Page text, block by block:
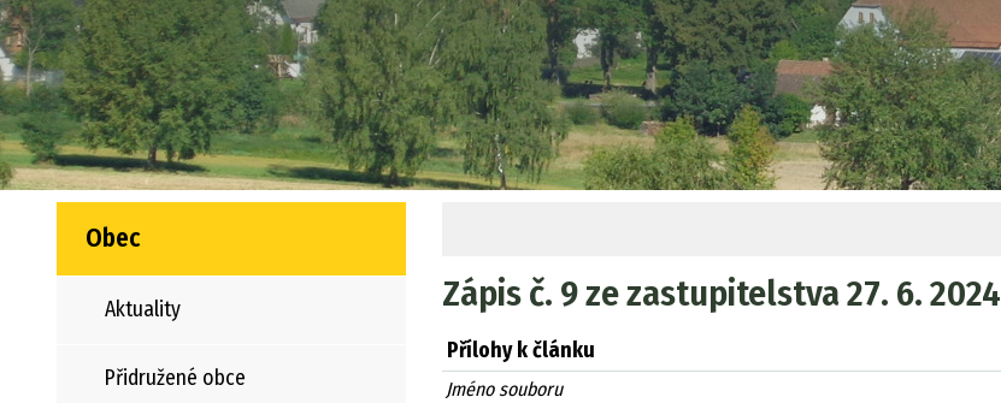
Obec
Aktuality
Přidružené obce
Zápis č. 9 ze zastupitelstva 27. 6. 2024
Přílohy k článku
Jméno souboru